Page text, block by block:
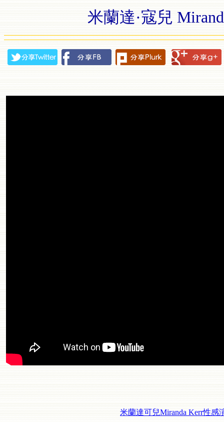
米蘭達·寇兒
米蘭達可兒Miranda Kerr性感